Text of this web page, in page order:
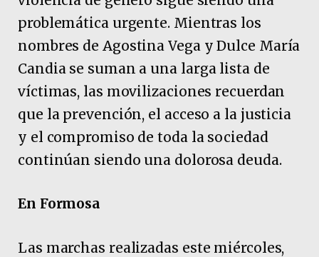
problemática urgente. Mientras los
nombres de Agostina Vega y Dulce María
Candia se suman a una larga lista de
víctimas, las movilizaciones recuerdan
que la prevención, el acceso a la justicia
y el compromiso de toda la sociedad
continúan siendo una dolorosa deuda.
En Formosa
Las marchas realizadas este miércoles,